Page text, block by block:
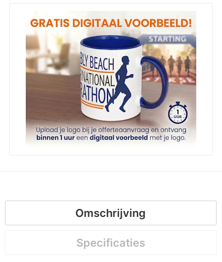
Omschrijving
Specificaties